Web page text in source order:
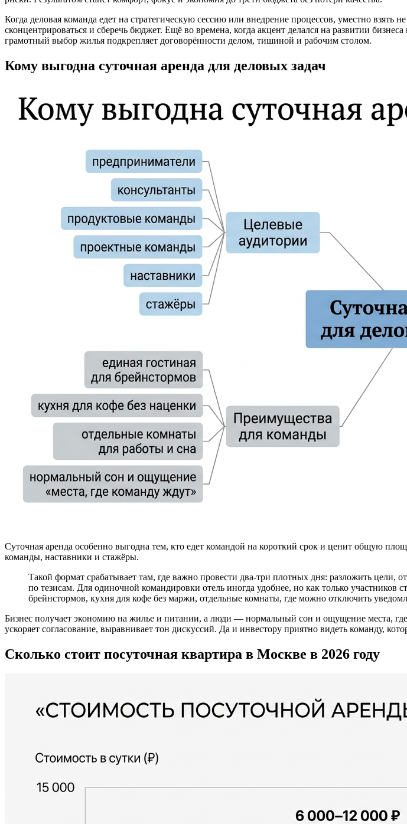
Когда деловая команда едет на стратегическую сессию или внедрение процессов, уместно взять
сконцентрироваться и сберечь бюджет. Ещё во времена, когда акцент делался на развитии
грамотный выбор жилья подкрепляет договорённости делом, тишиной и рабочим столом.
Кому выгодна суточная аренда для деловых задач
Суточная аренда особенно выгодна тем, кто едет командой на короткий срок и ценит общую
команды, наставники и стажёры.
Такой формат срабатывает там, где важно провести два‑три плотных дня: разложить цели,
по тезисам. Для одиночной командировки отель иногда удобнее, но как только участников
брейнстормов, кухня для кофе без маржи, отдельные комнаты, где можно отключить
Бизнес получает экономию на жилье и питании, а люди — нормальный сон и ощущение места,
ускоряет согласование, выравнивает тон дискуссий. Да и инвестору приятно видеть команду,
Сколько стоит посуточная квартира в Москве в 2026 году